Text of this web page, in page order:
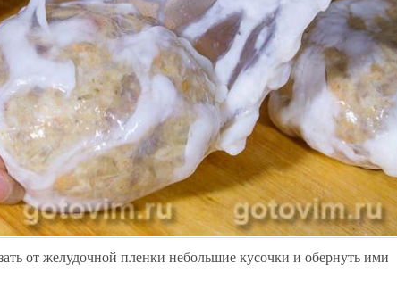
от желудочной пленки небольшие кусочки и обернуть ими